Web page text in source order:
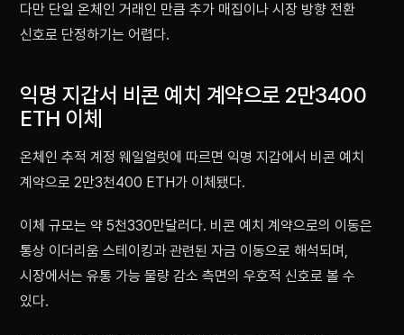
다만 단일 온체인 거래인 만큼 추가 매집이나 시장 방향 전환
신호로 단정하기는 어렵다.
익명 지갑서 비콘 예치 계약으로 2만3400
ETH 이체
온체인 추적 계정 웨일얼럿에 따르면 익명 지갑에서 비콘 예치
계약으로 2만3천400 ETH가 이체됐다.
이체 규모는 약 5천330만달러다. 비콘 예치 계약으로의 이동은
통상 이더리움 스테이킹과 관련된 자금 이동으로 해석되며,
시장에서는 유통 가능 물량 감소 측면의 우호적 신호로 볼 수
있다.